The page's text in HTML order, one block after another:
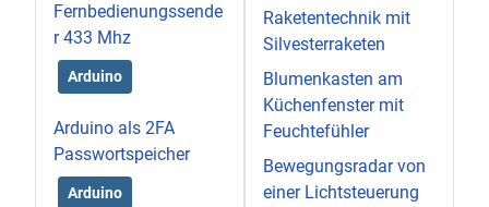
Fernbedienungssende
r 433 Mhz
Arduino
Arduino als 2FA
Passwortspeicher
Arduino
Raketentechnik mit
Silvesterraketen
Blumenkasten am
Küchenfenster mit
Feuchtefühler
Bewegungsradar von
einer Lichtsteuerung